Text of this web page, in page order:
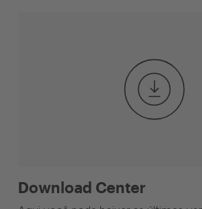
Download Center